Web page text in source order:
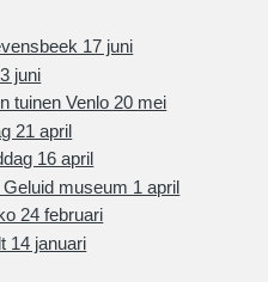
17 juni
juni
tuinen Venlo 20 mei
21 april
16 april
museum 1 april
24 februari
14 januari